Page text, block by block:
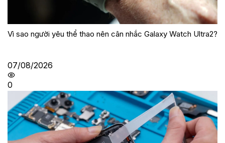
Vì sao người yêu thể thao nên cân nhắc Galaxy Watch Ultra2?
07/08/2026
0